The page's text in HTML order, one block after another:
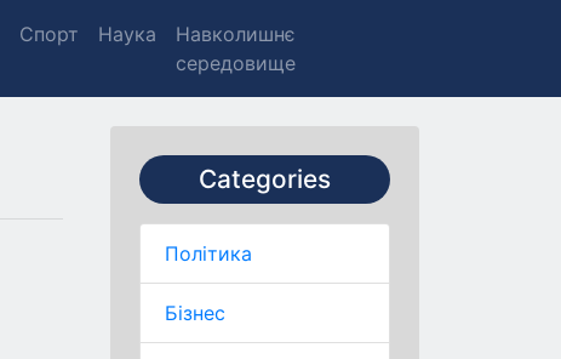
Спорт Наука
Навколишнє
середовище
Categories
Політика
Бізнес